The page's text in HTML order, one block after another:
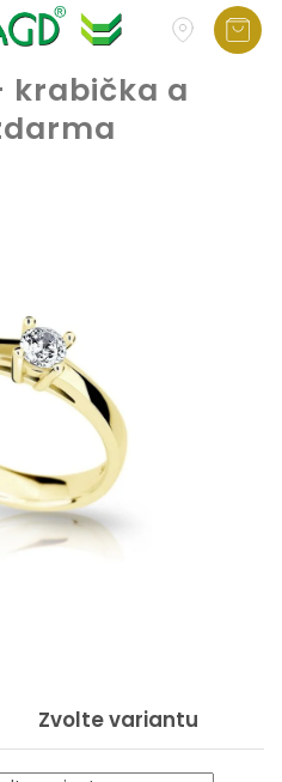
krabička a
Zvolte variantu